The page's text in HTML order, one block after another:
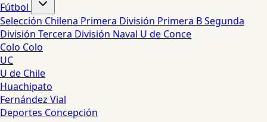
Fútbol
Selección Chilena Primera División Primera BSegunda
División Tercera División Naval U de Conce
Colo Colo
UC
U de Chile
Huachipato
Fernández Vial
Deportes Concepción